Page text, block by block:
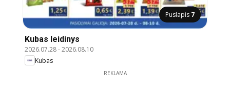
Puslapis 7
Kubas leidinys
2026.07.28-2026.08.10
Kubas
REKLAMA